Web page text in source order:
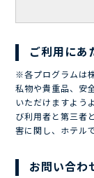
ご利用にあ
※各プログラムは
私物や貴重品、安
いただけますよう
び利用者と第三者
害に関し、ホテル
お問い合わ